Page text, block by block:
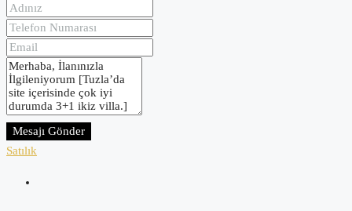
Mesajı Gönder
Satılık